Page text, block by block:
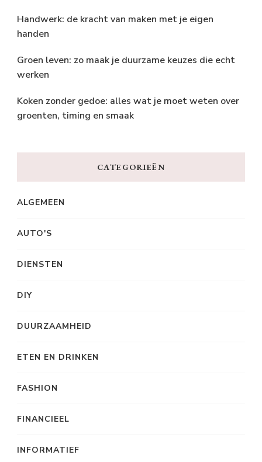
Handwerk: de kracht van maken met je eigen
handen
Groen leven: zo maak je duurzame keuzes die echt
werken
Koken zonder gedoe: alles wat je moet weten over
groenten, timing en smaak
CATEGORIEËN
ALGEMEEN
AUTO'S
DIENSTEN
DIY
DUURZAAMHEID
ETEN EN DRINKEN
FASHION
FINANCIEEL
INFORMATIEF